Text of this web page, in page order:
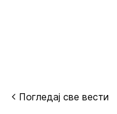
Погледај све вести